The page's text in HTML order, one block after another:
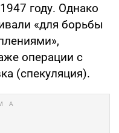
году. Однако
«для борьбы
операции с
(спекуляция).